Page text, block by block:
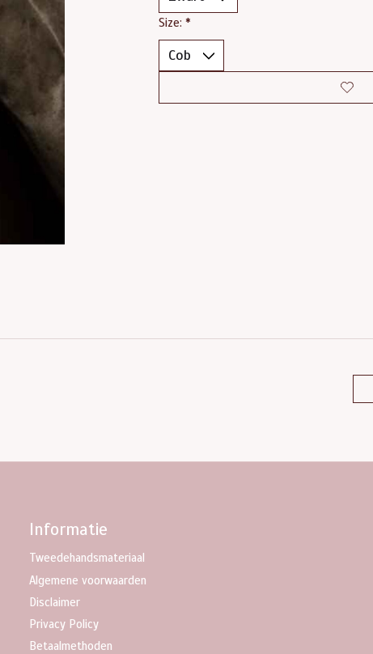
Size: *
Informatie
Tweedehandsmateriaal
Algemene voorwaarden
Disclaimer
Privacy Policy
Betaalmethoden